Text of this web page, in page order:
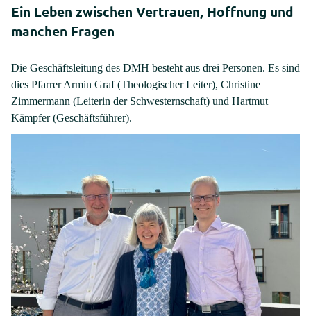
Ein Leben zwischen Vertrauen, Hoffnung und
manchen Fragen
Die Geschäftsleitung des DMH besteht aus drei Personen. Es sind
dies Pfarrer Armin Graf (Theologischer Leiter), Christine
Zimmermann (Leiterin der Schwesternschaft) und Hartmut
Kämpfer (Geschäftsführer).